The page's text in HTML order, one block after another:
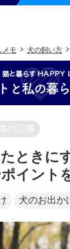
メモ 犬の飼い方
の記事
ときに
イント
犬のお出か